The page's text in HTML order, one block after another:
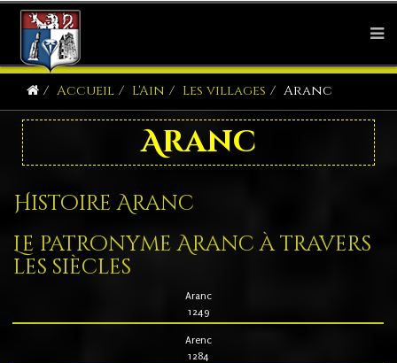
Accueil L'Ain Les villages Aranc
Aranc
Histoire Aranc
Le patronyme Aranc à travers
les siècles
Aranc
1249
Arenc
1284